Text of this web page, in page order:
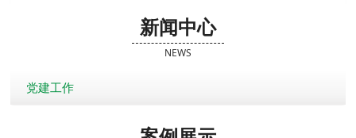
新闻中心
NEWS
党建工作